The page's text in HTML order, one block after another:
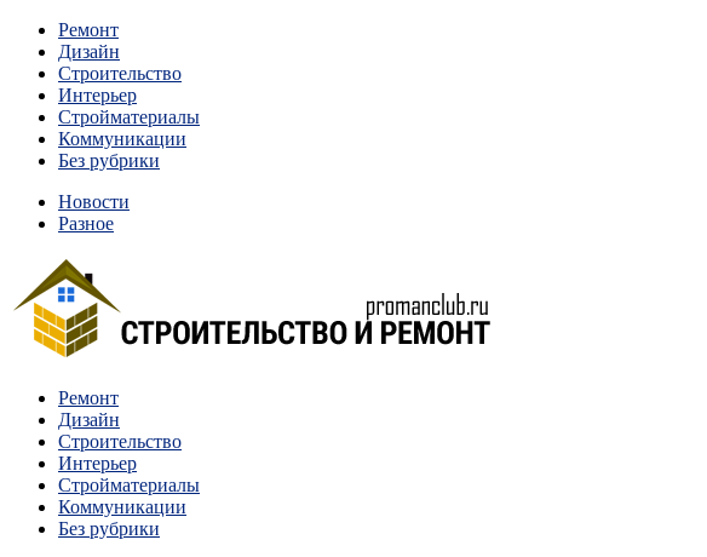
Перейти
содержимому
Ремонт
Дизайн
Строительство
Интерьер
Стройматериалы
Коммуникации
Без рубрики
Новости
Разное
Строительство и ремонт
Квартиры и дома, в которых живут разные люди, очень отличаются между собой.
Ремонт
Дизайн
Строительство
Интерьер
Стройматериалы
Коммуникации
Без рубрики